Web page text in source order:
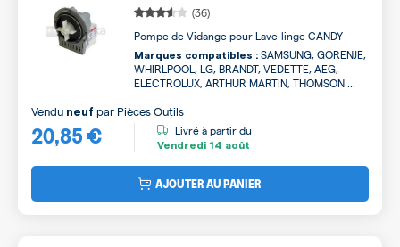
(36)
Pompe de Vidange pour Lave-linge CANDY
Marques compatibles : SAMSUNG, GORENJE,
WHIRLPOOL, LG, BRANDT, VEDETTE, AEG,
ELECTROLUX, ARTHUR MARTIN, THOMSON ...
20,85 €
Vendu neuf par Pièces Outils
Livré à partir du
Vendredi 14 août
AJOUTER AU PANIER